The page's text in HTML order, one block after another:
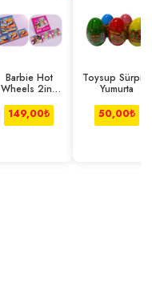
Barbie Hot
Wheels 2in1
149,00₺
Toysup Sürpriz
Yumurta
50,00₺